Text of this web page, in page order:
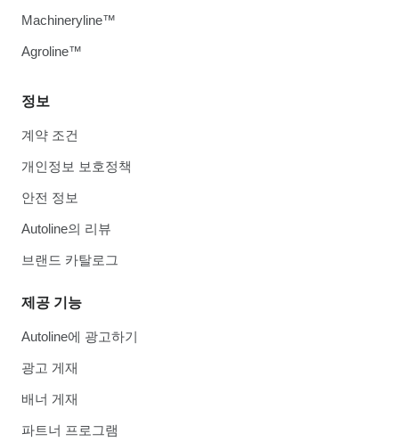
정보
계약 조건
개인정보 보호정책
안전 정보
Autoline의 리뷰
브랜드 카탈로그
제공 기능
Autoline에 광고하기
광고 게재
배너 게재
파트너 프로그램
Machineryline™
Agroline™